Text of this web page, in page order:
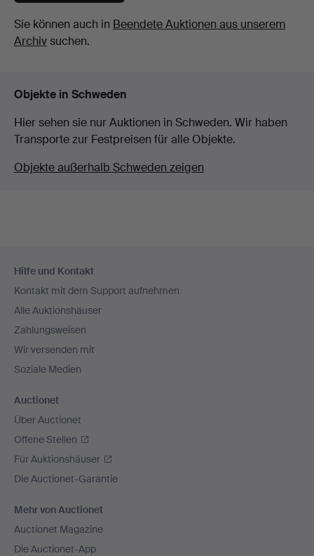
Sie können auch in Beendete Auktionen aus unserem
Archivsuchen.
Objekte in Schweden
Hier sehen sie nur Auktionen in Schweden. Wir haben
Transporte zur Festpreisen für alle Objekte.
Objekte außerhalb Schweden zeigen
Navigation
Hilfe und Kontakt
Kontakt mit dem Support aufnehmen
Alle Auktionshäuser
Zahlungsweisen
Wir versenden mit
Soziale Medien
Auctionet
Über Auctionet
Offene Stellen
Für Auktionshäuser
Die Auctionet-Garantie
Mehr von Auctionet
Auctionet Magazine
Die Auctionet-App